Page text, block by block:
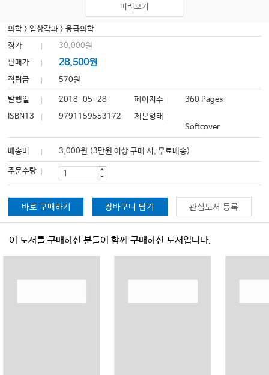
미리보기
의학 > 임상각과 >응급의학
정가
30,000원
판매가
28,500원
적립금 570원
발행일 2018-05-28 페이지수
360 Pages
ISBN13
9791159553172
제본형태
Softcover
배송비 3,000원 (3만원 이상 구매 시, 무료배송)
주문수량
바로 구매하기 장바구니 담기 관심도서 등록
이 도서를 구매하신 분들이 함께 구매하신 도서입니다.